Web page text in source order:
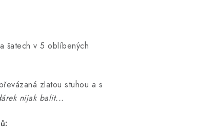
šatech v 5 oblíbených
zlatou stuhou a s
nijak balit...